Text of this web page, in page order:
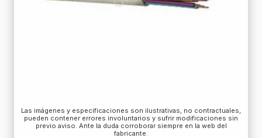
Las imágenes y especificaciones son ilustrativas, no contractuales,
pueden contener errores involuntarios y sufrir modificaciones sin
previo aviso. Ante la duda corroborar siempre en la web del
fabricante.